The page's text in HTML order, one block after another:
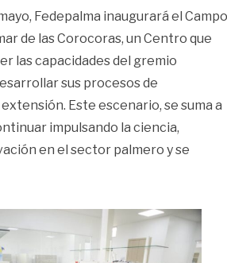
Fedepalma inaugurará el Campo
de las Corocoras, un Centro que
las capacidades del gremio
sus procesos de
Este escenario, se suma a
impulsando la ciencia,
en el sector palmero y se